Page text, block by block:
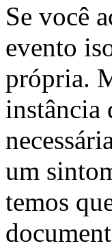
Se você
evento
própria.
instância
um
temos